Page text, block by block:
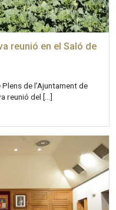
reunió en el Saló de
de l’Ajuntament de
reunió del […]